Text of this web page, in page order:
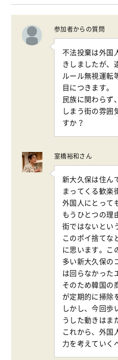
参加者からの質問
不法投棄は外国
きしましたが、
ルール無視運転
目につきます。
民族に関わらず
しまう街の雰
すか？
室橋裕和さん
新大久保は住ん
まってくる歓楽
外国人にとって
もうひとつの理
街ではないとい
このポイ捨てな
に思います。こ
多い新大久保の
は回らなかった
そのため韓国の
が定期的に掃除
しかし、今回歩
うした動きはま
これから、外国
力を考えていく